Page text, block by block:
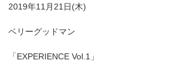
2019年11月21日(木)
ベリーグッドマン
「EXPERIENCE Vol.1」